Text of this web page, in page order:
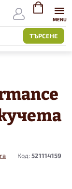
ТЪРСЕНЕ
ВИЖ
Код: 521114159